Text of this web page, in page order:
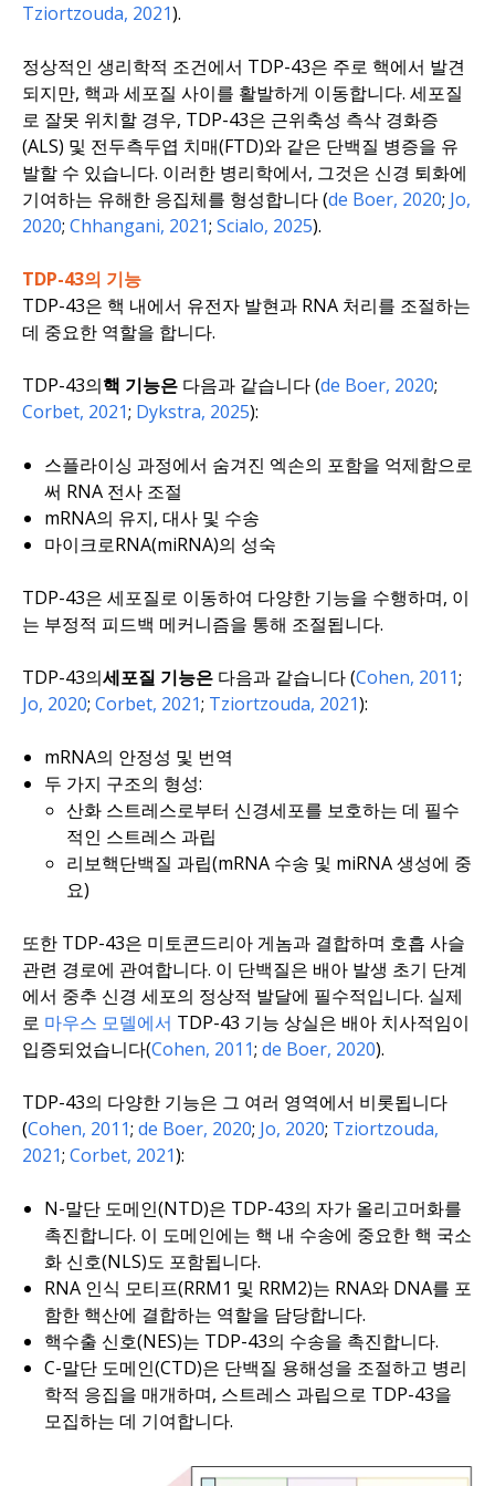
Tziortzouda, 2021).
정상적인 생리학적 조건에서 TDP-43은 주로 핵에서 발견
되지만, 핵과 세포질 사이를 활발하게 이동합니다. 세포질
로 잘못 위치할 경우, TDP-43은 근위축성 측삭 경화증
(ALS) 및 전두측두엽 치매(FTD)와 같은 단백질 병증을 유
발할 수 있습니다. 이러한 병리학에서, 그것은 신경 퇴화에
기여하는 유해한 응집체를 형성합니다 (de Boer, 2020; Jo,
2020; Chhangani, 2021; Scialo, 2025).
TDP-43의 기능
TDP-43은 핵 내에서 유전자 발현과 RNA 처리를 조절하는
데 중요한 역할을 합니다.
TDP-43의핵 기능은 다음과 같습니다 (de Boer, 2020;
Corbet, 2021; Dykstra, 2025):
스플라이싱 과정에서 숨겨진 엑손의 포함을 억제함으로
써 RNA 전사 조절
mRNA의 유지, 대사 및 수송
마이크로RNA(miRNA)의 성숙
TDP-43은 세포질로 이동하여 다양한 기능을 수행하며, 이
는 부정적 피드백 메커니즘을 통해 조절됩니다.
TDP-43의세포질 기능은 다음과 같습니다 (Cohen, 2011;
Jo, 2020; Corbet, 2021; Tziortzouda, 2021):
mRNA의 안정성 및 번역
두 가지 구조의 형성:
산화 스트레스로부터 신경세포를 보호하는 데 필수
적인 스트레스 과립
리보핵단백질 과립(mRNA 수송 및 miRNA 생성에 중
요)
또한 TDP-43은 미토콘드리아 게놈과 결합하며 호흡 사슬
관련 경로에 관여합니다. 이 단백질은 배아 발생 초기 단계
에서 중추 신경 세포의 정상적 발달에 필수적입니다. 실제
로 마우스 모델에서 TDP-43 기능 상실은 배아 치사적임이
입증되었습니다(Cohen, 2011; de Boer, 2020).
TDP-43의 다양한 기능은 그 여러 영역에서 비롯됩니다
(Cohen, 2011; de Boer, 2020; Jo, 2020; Tziortzouda,
2021; Corbet, 2021):
N-말단 도메인(NTD)은 TDP-43의 자가 올리고머화를
촉진합니다. 이 도메인에는 핵 내 수송에 중요한 핵 국소
화 신호(NLS)도 포함됩니다.
RNA 인식 모티프(RRM1 및 RRM2)는 RNA와 DNA를 포
함한 핵산에 결합하는 역할을 담당합니다.
핵수출 신호(NES)는 TDP-43의 수송을 촉진합니다.
C-말단 도메인(CTD)은 단백질 용해성을 조절하고 병리
학적 응집을 매개하며, 스트레스 과립으로 TDP-43을
모집하는 데 기여합니다.